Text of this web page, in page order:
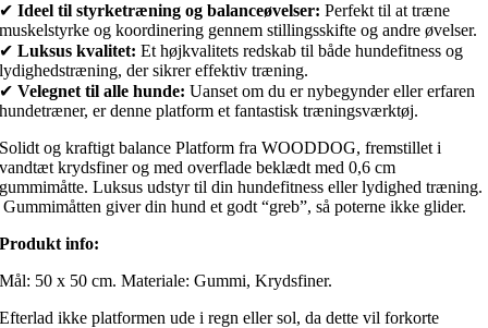
✔Ideel til styrketræning og balanceøvelser: Perfekt til at træne
muskelstyrke og koordinering gennem stillingsskifte og andre øvelser.
✔Luksus kvalitet: Et højkvalitets redskab til både hundefitness og
lydighedstræning, der sikrer effektiv træning.
✔Velegnet til alle hunde: Uanset om du er nybegynder eller erfaren
hundetræner, er denne platform et fantastisk træningsværktøj.
Solidt og kraftigt balance Platform fra WOODDOG, fremstillet i
vandtæt krydsfiner og med overflade beklædt med 0,6 cm
gummimåtte. Luksus udstyr til din hundefitness eller lydighed træning.
Gummimåtten giver din hund et godt “greb”, så poterne ikke glider.
Produkt info:
Mål: 50 x 50 cm. Materiale: Gummi, Krydsfiner.
Efterlad ikke platformen ude i regn eller sol, da dette vil forkorte